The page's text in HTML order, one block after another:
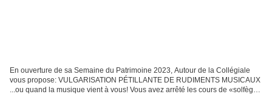
En ouverture de sa Semaine du Patrimoine 2023, Autour de la Collégiale
vous propose: VULGARISATION PÉTILLANTE DE RUDIMENTS MUSICAUX
...ou quand la musique vient à vous! Vous avez arrêté les cours de «solfège»